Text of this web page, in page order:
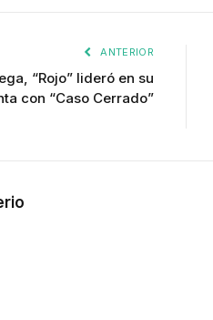
ANTERIOR
“Rojo” lideró en su
con “Caso Cerrado”